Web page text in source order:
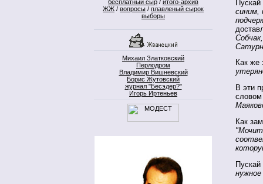
бесплатный сыр / итого-архив
ЖЖ / вопросы / плавленый сырок
выборы
Михаил Златковский
Перлодром
Владимир Вишневский
Борис Жутовский
журнал "Бесэдер?"
Игорь Иртеньев
синим,
Как же
В эти
Как
нужное